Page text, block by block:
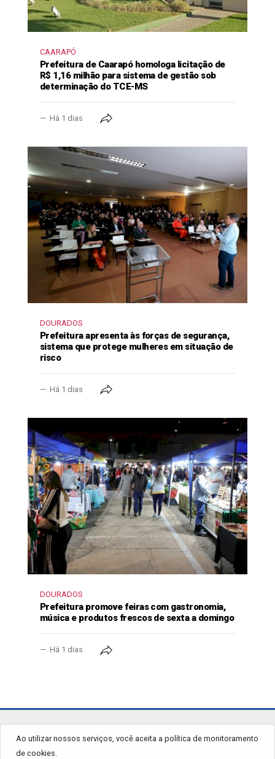
CAARAPÓ
Prefeitura de Caarapó homologa licitação de
R$ 1,16 milhão para sistema de gestão sob
determinação do TCE-MS
Há 1 dias
DOURADOS
Prefeitura apresenta às forças de segurança,
sistema que protege mulheres em situação de
risco
Há 1 dias
DOURADOS
Prefeitura promove feiras com gastronomia,
música e produtos frescos de sexta a domingo
Há 1 dias
Ao utilizar nossos serviços, você aceita a política de monitoramento
de cookies.
jornalgrandourados.com.br